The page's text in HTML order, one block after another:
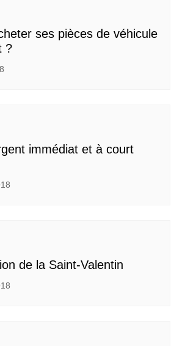
ses pièces de véhicule
?
immédiat et à court
de la Saint-Valentin